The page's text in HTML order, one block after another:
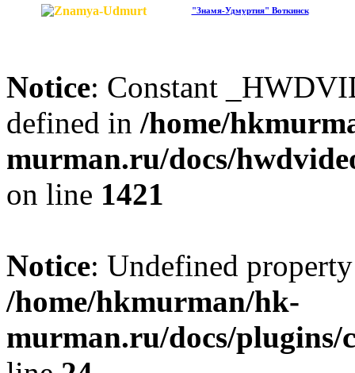
"Знамя-Удмуртия" Воткинск
Notice: Constant
defined in /home/
murman.ru/docs/
on line 1421
Notice: Undefined
/home/hkmurman/hk-
murman.ru/docs/plugins/